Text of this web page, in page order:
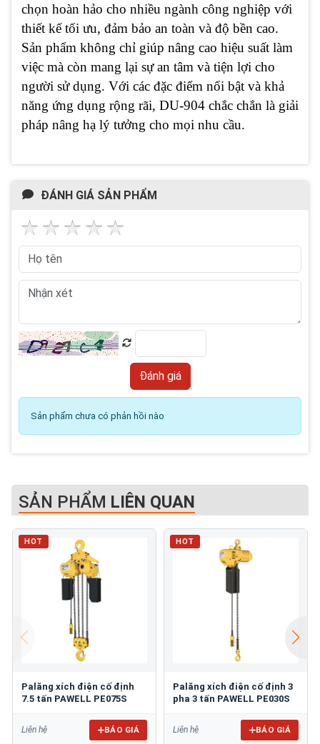
chọn hoàn hảo cho nhiều ngành công nghiệp với
thiết kế tối ưu, đảm bảo an toàn và độ bền cao.
Sản phẩm không chỉ giúp nâng cao hiệu suất làm
việc mà còn mang lại sự an tâm và tiện lợi cho
người sử dụng. Với các đặc điểm nổi bật và khả
năng ứng dụng rộng rãi, DU-904 chắc chắn là giải
pháp nâng hạ lý tưởng cho mọi nhu cầu.
ĐÁNH GIÁ SẢN PHẨM
Sản phẩm chưa có phản hồi nào
SẢN PHẨM LIÊN QUAN
HOT
Palăng xích điện cố định
7.5 tấn PAWELL PE075S
Liên hệ BÁO GIÁ
HOT
Palăng xích điện cố định 3
pha 3 tấn PAWELL PE030S
Liên hệ BÁO GIÁ